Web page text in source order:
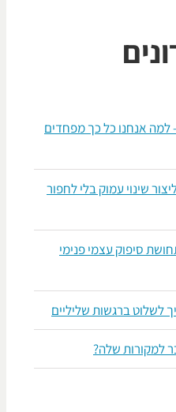
כל כך מפחדים
עמוק בלי לחפור
עצמי פנימי
ברגשות שליליים
שלה?